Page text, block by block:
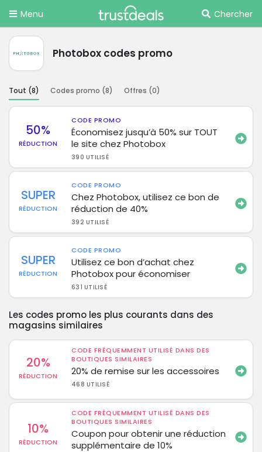
Menu Chercher
Photobox codes promo
Tout (8) Codes promo (8) Offres (0)
50%
RÉDUCTION
CODE PROMO
Économisez jusqu’à 50% sur TOUT
le site chez Photobox
390 UTILISÉ
SUPER
RÉDUCTION
CODE PROMO
Chez Photobox, utilisez ce bon de
réduction de 40%
392 UTILISÉ
SUPER
RÉDUCTION
CODE PROMO
Utilisez ce bon d’achat chez
Photobox pour économiser
631 UTILISÉ
Les codes promo les plus courants dans des
magasins similaires
20%
RÉDUCTION
CODE FRÉQUEMMENT UTILISÉ DANS DES
BOUTIQUES SIMILAIRES
20% de remise sur les accessoires
468 UTILISÉ
10%
RÉDUCTION
CODE FRÉQUEMMENT UTILISÉ DANS DES
BOUTIQUES SIMILAIRES
Coupon pour obtenir une réduction
supplémentaire de 10%